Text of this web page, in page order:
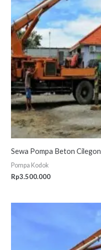
Sewa Pompa Beton Cilegon
Pompa Kodok
Rp3.500.000